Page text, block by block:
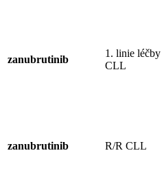
zanubrutinib
1. linie léčby
CLL
zanubrutinib R/R CLL